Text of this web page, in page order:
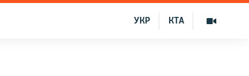
КТА
УКР